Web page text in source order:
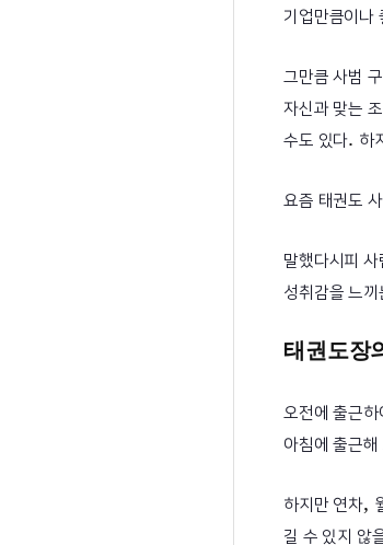
기업만큼이나
그만큼 사범
자신과 맞는
수도 있다. 하
요즘 태권도
말했다시피
성취감을 느
태권도장
오전에 출근하
아침에 출근해
하지만 연차,
길 수 있지 않